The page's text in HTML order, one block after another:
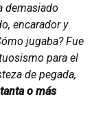
demasiado
encarador y
jugaba? Fue
para el
de pegada,
o más